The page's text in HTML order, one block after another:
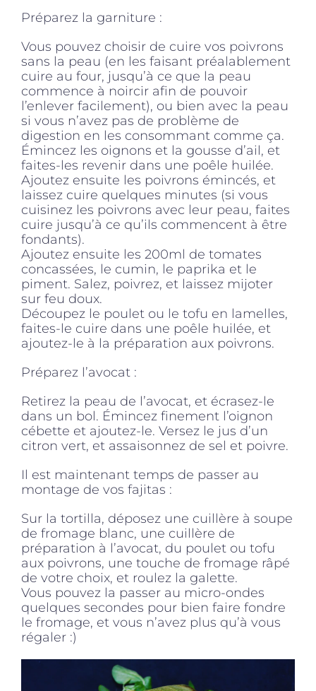
Préparez la garniture :
Vous pouvez choisir de cuire vos poivrons
sans la peau (en les faisant préalablement
cuire au four, jusqu’à ce que la peau
commence à noircir afin de pouvoir
l’enlever facilement), ou bien avec la peau
si vous n’avez pas de problème de
digestion en les consommant comme ça.
Émincez les oignons et la gousse d’ail, et
faites-les revenir dans une poêle huilée.
Ajoutez ensuite les poivrons émincés, et
laissez cuire quelques minutes (si vous
cuisinez les poivrons avec leur peau, faites
cuire jusqu’à ce qu’ils commencent à être
fondants).
Ajoutez ensuite les 200ml de tomates
concassées, le cumin, le paprika et le
piment. Salez, poivrez, et laissez mijoter
sur feu doux.
Découpez le poulet ou le tofu en lamelles,
faites-le cuire dans une poêle huilée, et
ajoutez-le à la préparation aux poivrons.
Préparez l’avocat :
Retirez la peau de l’avocat, et écrasez-le
dans un bol. Émincez finement l’oignon
cébette et ajoutez-le. Versez le jus d’un
citron vert, et assaisonnez de sel et poivre.
Il est maintenant temps de passer au
montage de vos fajitas :
Sur la tortilla, déposez une cuillère à soupe
de fromage blanc, une cuillère de
préparation à l’avocat, du poulet ou tofu
aux poivrons, une touche de fromage râpé
de votre choix, et roulez la galette.
Vous pouvez la passer au micro-ondes
quelques secondes pour bien faire fondre
le fromage, et vous n’avez plus qu’à vous
régaler :)